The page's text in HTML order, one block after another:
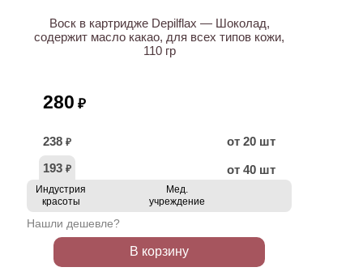
Воск в картридже Depilflax — Шоколад,
содержит масло какао, для всех типов кожи,
110 гр
280 ₽
238 ₽
от 20 шт
193 ₽ от 40 шт
Индустрия
красоты
Мед.
учреждение
Нашли дешевле?
В корзину